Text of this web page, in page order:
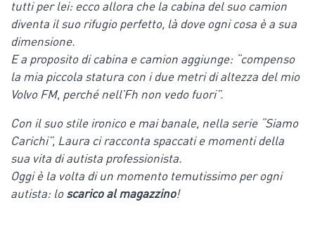
tutti per lei: ecco allora che la cabina del suo camion
diventa il suo rifugio perfetto, là dove ogni cosa è a sua
dimensione.
E a proposito di cabina e camion aggiunge: “compenso
la mia piccola statura con i due metri di altezza del mio
Volvo FM, perché nell’Fh non vedo fuori”.
Con il suo stile ironico e mai banale, nella serie “Siamo
Carichi”, Laura ci racconta spaccati e momenti della
sua vita di autista professionista.
Oggi è la volta di un momento temutissimo per ogni
autista: lo scarico al magazzino!